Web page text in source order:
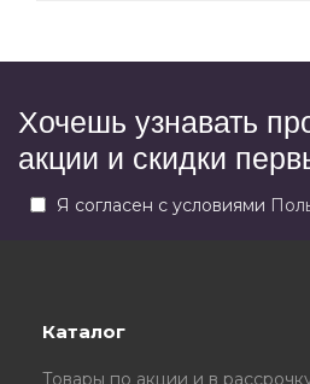
Хочешь узнавать
акции и скидки
Я согласен с условиями
Каталог